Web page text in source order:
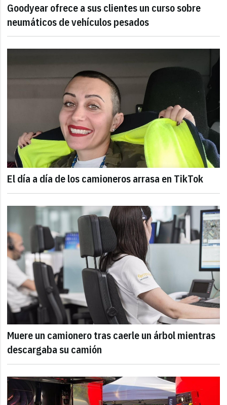
Goodyear ofrece a sus clientes un curso sobre
neumáticos de vehículos pesados
El día a día de los camioneros arrasa en TikTok
Muere un camionero tras caerle un árbol mientras
descargaba su camión